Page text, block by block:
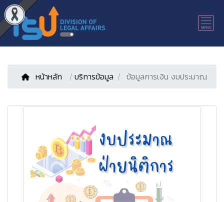
หน้าหลัก / บริการข้อมูล ข้อมูลการเงิน งบประมาณ